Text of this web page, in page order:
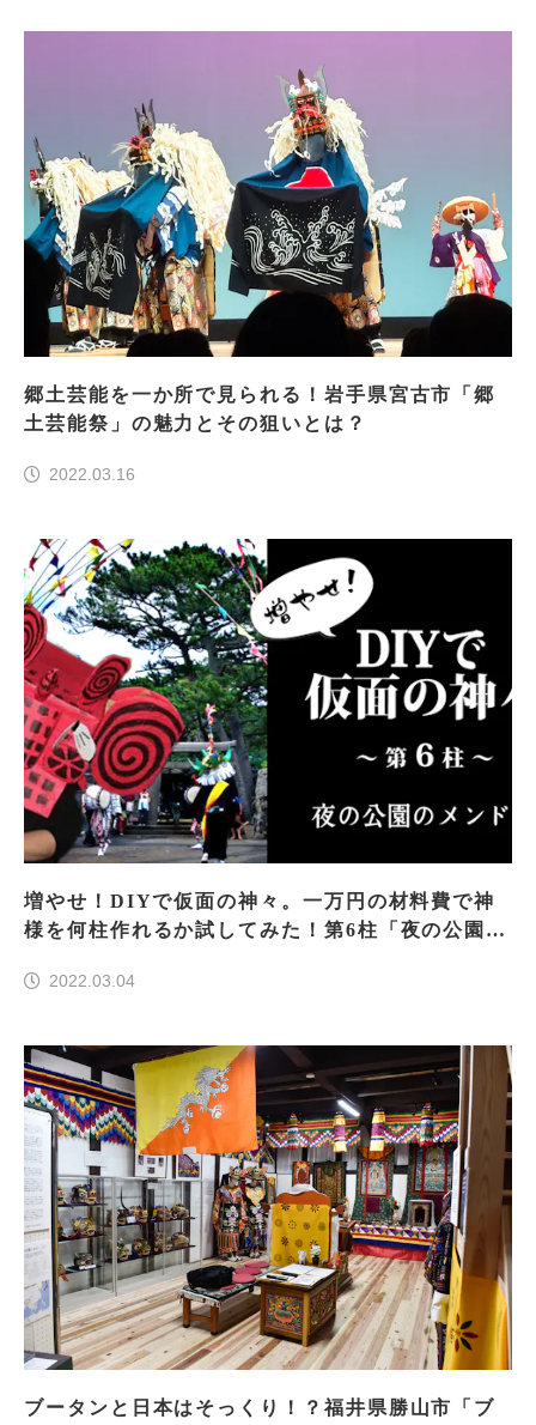
郷土芸能を一か所で見られる！岩手県宮古市「郷
土芸能祭」の魅力とその狙いとは？
2022.03.16
増やせ！DIYで仮面の神々。一万円の材料費で神
様を何柱作れるか試してみた！第6柱「夜の公園の
2022.03.04
ブータンと日本はそっくり！？福井県勝山市「ブ